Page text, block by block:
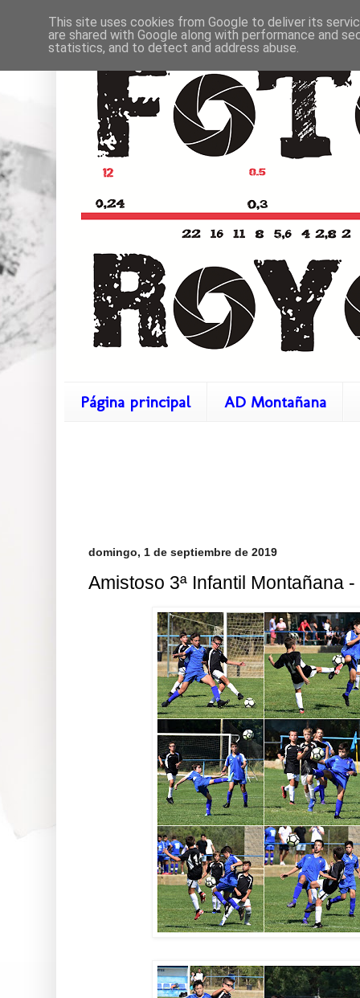
Página principal AD Montañana
domingo, 1 de septiembre de 2019
Amistoso 3ª Infantil Montañana
This site uses cookies from Google to deliver its
are shared with Google along with performance and
statistics, and to detect and address abuse.